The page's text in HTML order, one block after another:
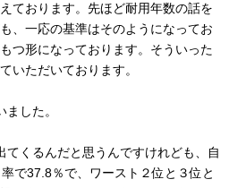
ております。先ほど耐用年数の話を
、一応の基準はそのようになってお
つ形になっております。そういった
いただいております。
した。
くるんだと思うんですけれども、自
で37.8％で、ワースト２位と３位と